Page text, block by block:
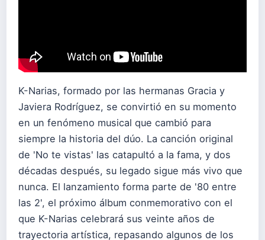
K-Narias, formado por las hermanas Gracia y
Javiera Rodríguez, se convirtió en su momento
en un fenómeno musical que cambió para
siempre la historia del dúo. La canción original
de 'No te vistas' las catapultó a la fama, y dos
décadas después, su legado sigue más vivo que
nunca. El lanzamiento forma parte de '80 entre
las 2', el próximo álbum conmemorativo con el
que K-Narias celebrará sus veinte años de
trayectoria artística, repasando algunos de los